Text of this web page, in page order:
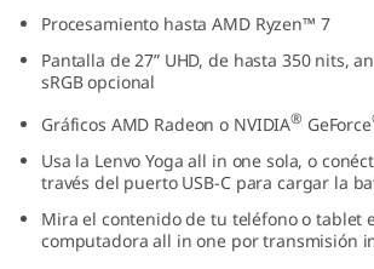
M
D
Procesamiento hasta AMD Ryzen™ 7
Pantalla de 27” UHD, de hasta 350 nits,
sRGB opcional
Gráficos AMD Radeon o NVIDIA® GeForce
Usa la Lenvo Yoga all in one sola, o
través del puerto USB-C para cargar la
Mira el contenido de tu teléfono o tablet
computadora all in one por transmisión